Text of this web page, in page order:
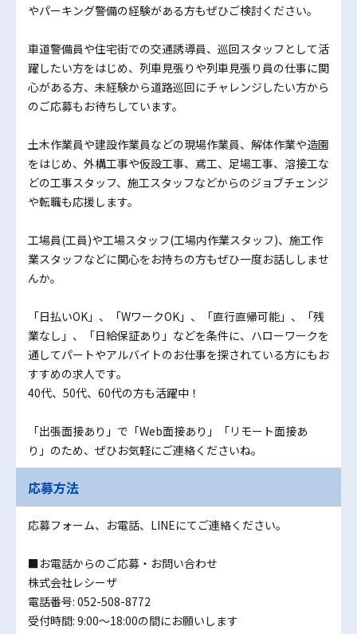
やパーキング警備の経験がある方もぜひご検討ください。
車道警備員や住宅街での交通誘導員、巡回スタッフとして活
躍したい方をはじめ、列車見張りや列車見張り員の仕事に関
心がある方、未経験から道路巡回にチャレンジしたい方から
のご応募もお待ちしています。
土木作業員や建設作業員などの現場作業員、解体作業や造園
をはじめ、外構工事や仮設工事、鳶工、足場工事、溶接工な
どの工事スタッフ、施工スタッフなどからのジョブチェンジ
や転職も応援します。
工場員(工員)や工場スタッフ(工場内作業スタッフ)、施工作
業スタッフなどに関心をお持ちの方もぜひ一度お話ししませ
んか。
「日払いOK」、「WワークOK」、「直行直帰可能」、「残
業なし」、「日給保証あり」などを条件に、ハローワークを
通してパートやアルバイトのお仕事を探されている方にもお
すすめの求人です。
40代、50代、60代の方も活躍中！
「出張面接あり」で「Web面接あり」「リモート面接あ
り」のため、ぜひお気軽にご連絡くださいね。
応募方法
応募フォーム、お電話、LINEにてご連絡ください。
■お電話からのご応募・お問い合わせ
株式会社レシーザ
電話番号: 052-508-8772
受付時間: 9:00～18:00の間にお願いします